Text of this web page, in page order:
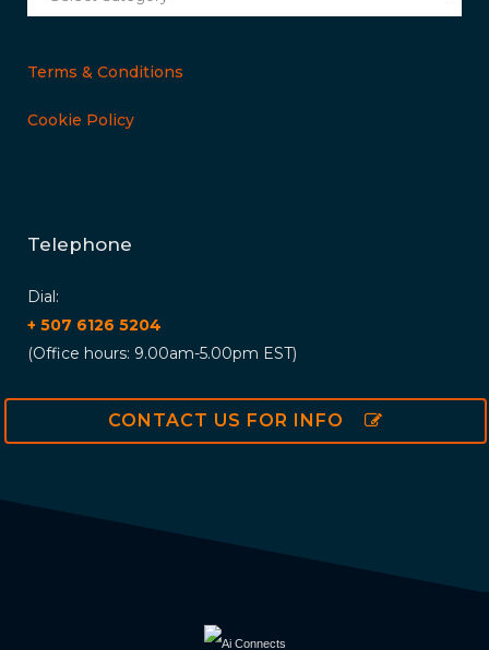
Terms & Conditions
Cookie Policy
Telephone
Dial:
+ 507 6126 5204
(Office hours: 9.00am-5.00pm EST)
CONTACT US FOR INFO